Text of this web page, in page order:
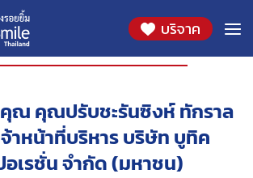
บริจาค
รที่ร่วมสนับสนุน
ณ คุณปรับชะรันซิงห์ ทักราล
จ้าหน้าที่บริหาร บริษัท บูทิค
เรชั่น จำกัด (มหาชน)